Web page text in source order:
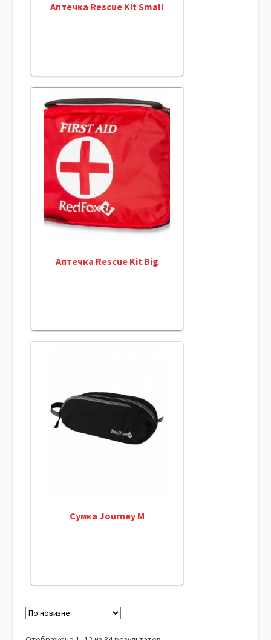
Аптечка Rescue Kit Small
Аптечка Rescue Kit Big
Сумка Journey M